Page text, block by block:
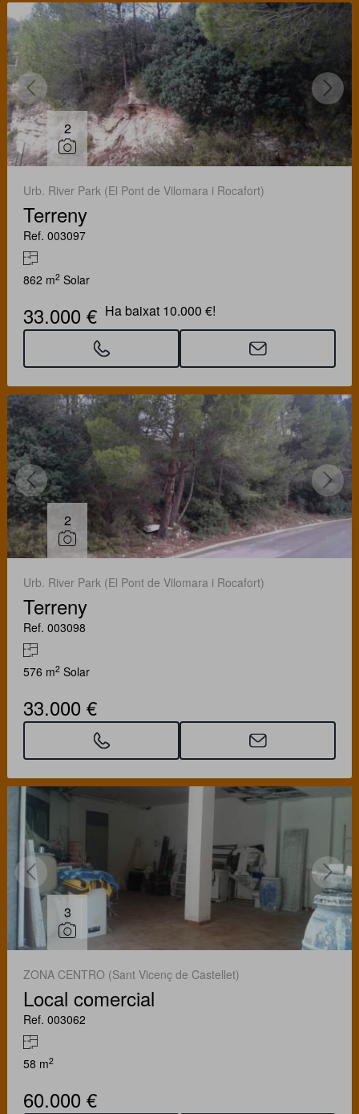
2
Urb. River Park (El Pont de Vilomara i Rocafort)
Terreny
Ref. 003097
862 m2 Solar
33.000 € Ha baixat 10.000 €!
2
Urb. River Park (El Pont de Vilomara i Rocafort)
Terreny
Ref. 003098
576 m2 Solar
33.000 €
3
ZONA CENTRO (Sant Vicenç de Castellet)
Local comercial
Ref. 003062
58 m2
60.000 €